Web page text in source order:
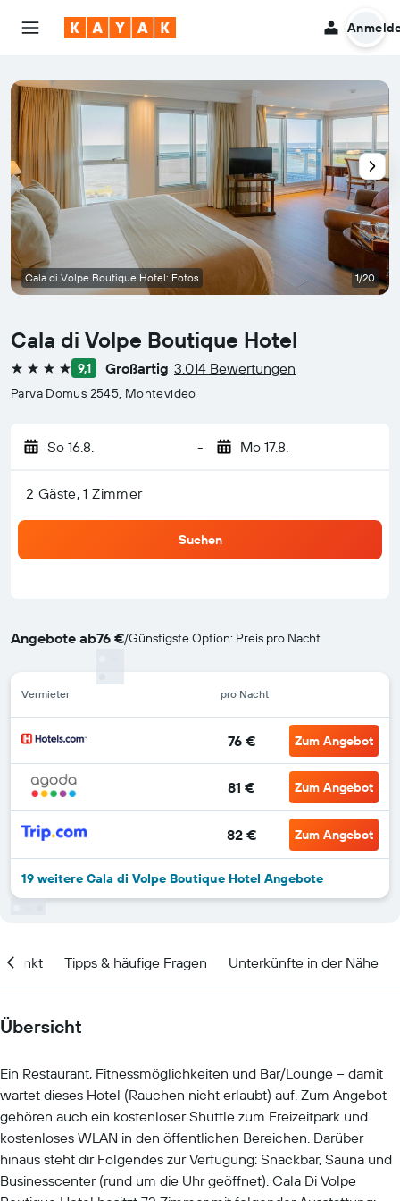
Cala di Volpe Boutique Hotel
4 Sterne 9,1 Großartig 3.014 Bewertungen
Parva Domus 2545, Montevideo
So 16.8. - Mo 17.8.
2 Gäste, 1 Zimmer
Suchen
Angebote ab76 €/Günstigste Option: Preis pro Nacht
Vermieter pro Nacht
76 € Zum Angebot
81 € Zum Angebot
82 € Zum Angebot
19 weitere Cala di Volpe Boutique Hotel Angebote
Cala di Volpe Boutique Hotel: Fotos 1/20
Tipps & häufige Fragen Unterkünfte in der Nähe
Übersicht
Ein Restaurant, Fitnessmöglichkeiten und Bar/Lounge – damit
wartet dieses Hotel (Rauchen nicht erlaubt) auf. Zum Angebot
gehören auch ein kostenloser Shuttle zum Freizeitpark und
kostenloses WLAN in den öffentlichen Bereichen. Darüber
hinaus steht dir Folgendes zur Verfügung: Snackbar, Sauna und
Businesscenter (rund um die Uhr geöffnet). Cala Di Volpe